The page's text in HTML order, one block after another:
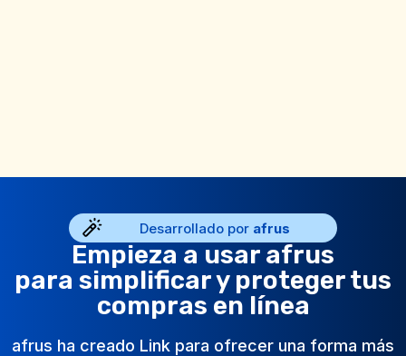
Desarrollado por afrus
Empieza a usar afrus
para simplificar y proteger tus
compras en línea
afrus ha creado Link para ofrecer una forma más